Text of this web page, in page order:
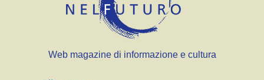
Web magazine di informazione e cultura